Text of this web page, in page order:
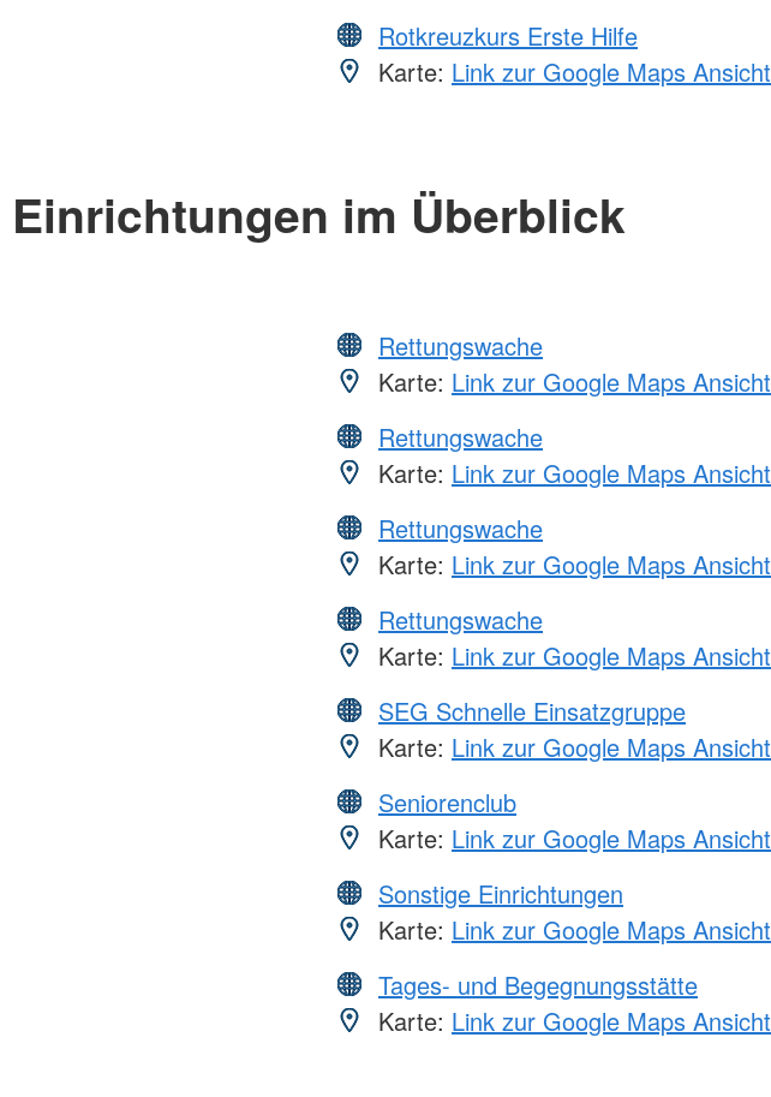
Rotkreuzkurs Erste Hilfe
Karte: Link zur Google Maps Ansicht
Einrichtungen im Überblick
Rettungswache
Karte: Link zur Google Maps Ansicht
Rettungswache
Karte: Link zur Google Maps Ansicht
Rettungswache
Karte: Link zur Google Maps Ansicht
Rettungswache
Karte: Link zur Google Maps Ansicht
SEG Schnelle Einsatzgruppe
Karte: Link zur Google Maps Ansicht
Seniorenclub
Karte: Link zur Google Maps Ansicht
Sonstige Einrichtungen
Karte: Link zur Google Maps Ansicht
Tages- und Begegnungsstätte
Karte: Link zur Google Maps Ansicht